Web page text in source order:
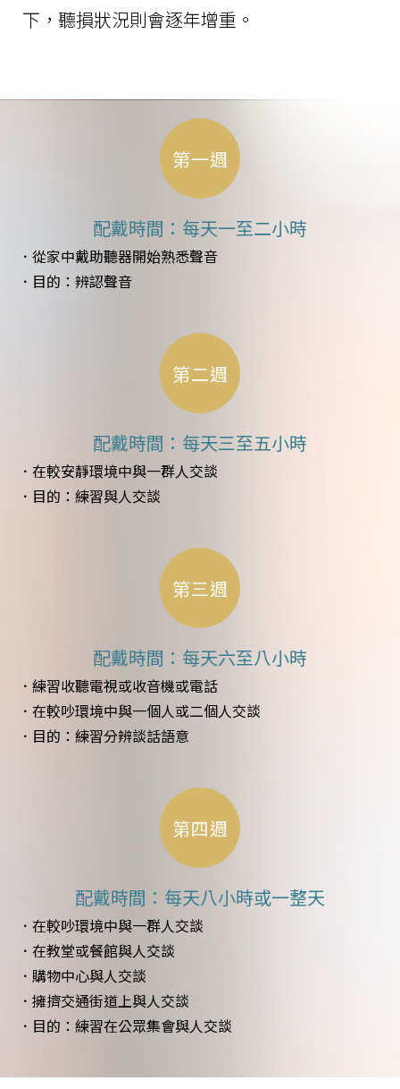
下，聽損狀況則會逐年增重。
第一週
配戴時間：每天一至二小時
．從家中戴助聽器開始熟悉聲音
．目的：辨認聲音
第二週
配戴時間：每天三至五小時
．在較安靜環境中與一群人交談
．目的：練習與人交談
第三週
配戴時間：每天六至八小時
．練習收聽電視或收音機或電話
．在較吵環境中與一個人或二個人交談
．目的：練習分辨談話語意
第四週
配戴時間：每天八小時或一整天
．在較吵環境中與一群人交談
．在教堂或餐館與人交談
．購物中心與人交談
．擁擠交通街道上與人交談
．目的：練習在公眾集會與人交談